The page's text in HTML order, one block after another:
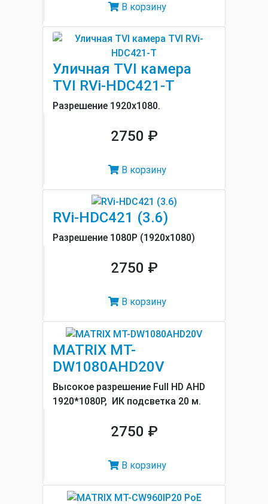
В корзину
Уличная TVI камера
TVI RVi-HDC421-T
Разрешение 1920x1080.
2750 ₽
В корзину
RVi-HDC421 (3.6)
Разрешение 1080P (1920x1080)
2750 ₽
В корзину
MATRIX MT-
DW1080AHD20V
Высокое разрешение Full HD AHD
1920*1080P, ИК подсветка 20 м.
2750 ₽
В корзину